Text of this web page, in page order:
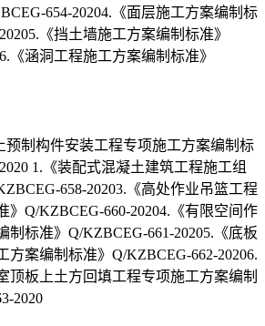
654-20204.《面层施工方案编制标
《挡土墙施工方案编制标准》
《涵洞工程施工方案编制标准》
预制构件安装工程专项施工方案编制标
1.《装配式混凝土建筑工程施工组
658-20203.《高处作业吊篮工程
》Q/KZBCEG-660-20204.《有限空间作
制标准》Q/KZBCEG-661-20205.《底板
方案编制标准》Q/KZBCEG-662-20206.
顶板上土方回填工程专项施工方案编制
2020